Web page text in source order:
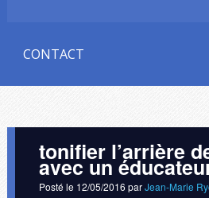
CONTACT
tonifier l’arrière
avec un
Posté le 12/05/2016 parJean-Marie